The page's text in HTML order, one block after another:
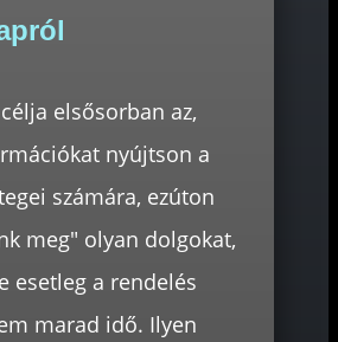
elsősorban az,
nyújtson a
számára, ezúton
meg" olyan dolgokat,
esetleg a rendelés
marad idő. Ilyen